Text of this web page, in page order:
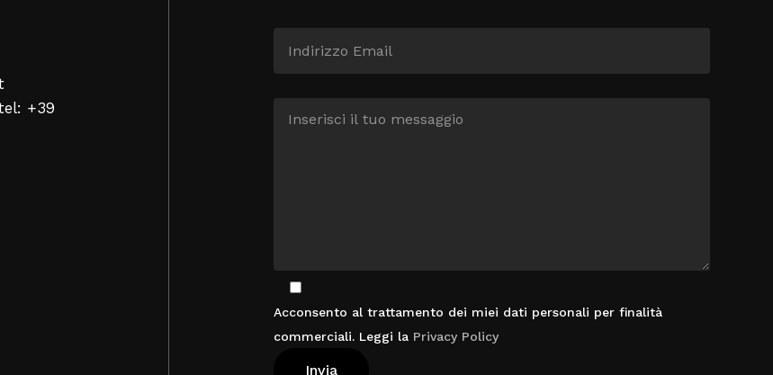
+39
Acconsento al trattamento dei miei dati personali per finalità
commerciali. Leggi la Privacy Policy